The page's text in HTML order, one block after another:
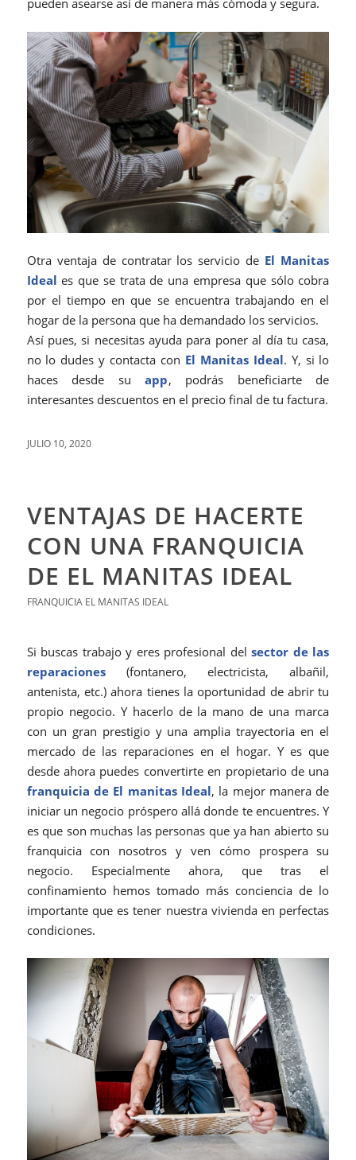
pueden asearse así de manera más cómoda y segura.
Otra ventaja de contratar los servicio de El Manitas
Ideal es que se trata de una empresa que sólo cobra
por el tiempo en que se encuentra trabajando en el
hogar de la persona que ha demandado los servicios.
Así pues, si necesitas ayuda para poner al día tu casa,
no lo dudes y contacta con El Manitas Ideal. Y, si lo
haces desde su app, podrás beneficiarte de
interesantes descuentos en el precio final de tu factura.
JULIO 10, 2020
VENTAJAS DE HACERTE
CON UNA FRANQUICIA
DE EL MANITAS IDEAL
FRANQUICIA EL MANITAS IDEAL
Si buscas trabajo y eres profesional delsector de las
reparaciones(fontanero, electricista, albañil,
antenista, etc.) ahora tienes la oportunidad de abrir tu
propio negocio. Y hacerlo de la mano de una marca
con un gran prestigio y una amplia trayectoria en el
mercado de las reparaciones en el hogar. Y es que
desde ahora puedes convertirte en propietario de una
franquicia de El manitas Ideal, la mejor manera de
iniciar un negocio próspero allá donde te encuentres. Y
es que son muchas las personas que ya han abierto su
franquicia con nosotros y ven cómo prospera su
negocio. Especialmente ahora, que tras el
confinamiento hemos tomado más conciencia de lo
importante que es tener nuestra vivienda en perfectas
condiciones.